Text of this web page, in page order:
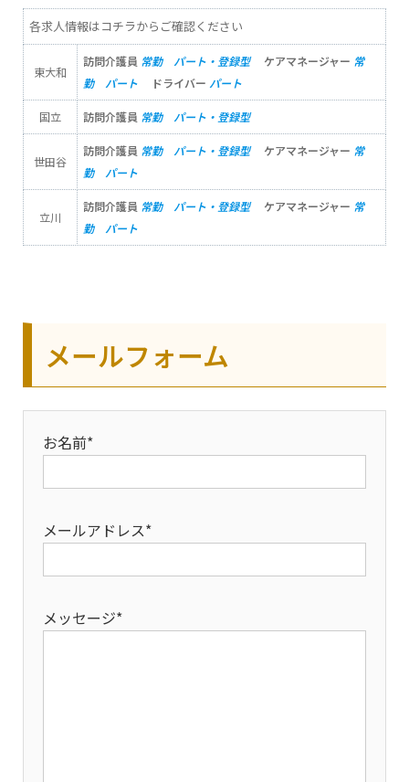
各求人情報はコチラからご確認ください
東大和
訪問介護員 常勤 パート・登録型 ケアマネージャー 常
勤
パート ドライバー パート
国立 訪問介護員 常勤 パート・登録型
世田谷
訪問介護員 常勤 パート・登録型 ケアマネージャー 常
勤
パート
立川
訪問介護員 常勤 パート・登録型 ケアマネージャー 常
勤
パート
メールフォーム
お名前*
メールアドレス*
メッセージ*